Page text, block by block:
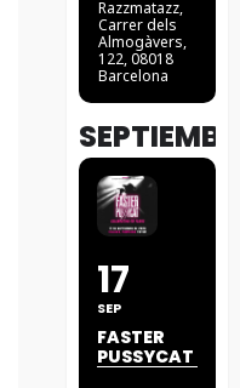
Razzmatazz,
Carrer dels
Almogàvers,
122, 08018
Barcelona
17
SEP
FASTER
PUSSYCAT